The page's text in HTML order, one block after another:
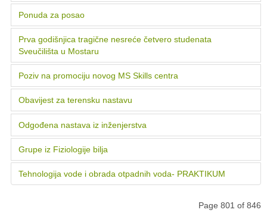
Ponuda za posao
Prva godišnjica tragične nesreće četvero studenata
Sveučilišta u Mostaru
Poziv na promociju novog MS Skills centra
Obavijest za terensku nastavu
Odgođena nastava iz inženjerstva
Grupe iz Fiziologije bilja
Tehnologija vode i obrada otpadnih voda- PRAKTIKUM
Page 801 of 846